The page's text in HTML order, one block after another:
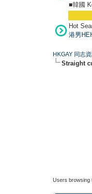
■韓國
Hot
港男
HKGAY 同志
Straight
Users browsing